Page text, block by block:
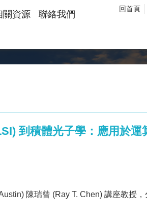
關資源
聯絡我們
回首頁
到積體光子學：應用於運
陳瑞曾 (Ray T. Chen) 講座教授